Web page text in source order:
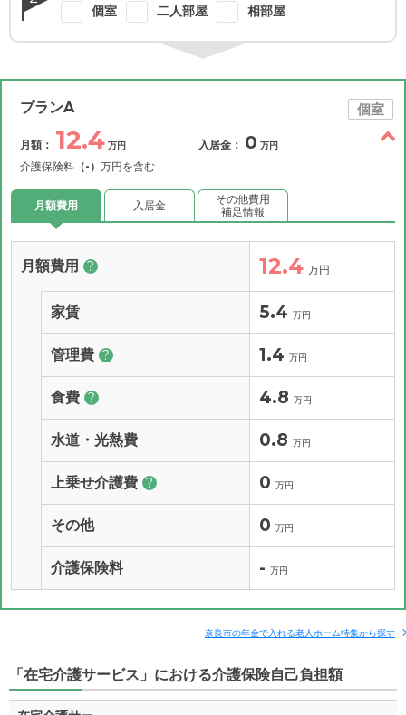
個室 二人部屋 相部屋
プランA 個室
月額： 12.4 万円
介護保険料 （-） 万円を含む
入居金： 0 万円
月額費用 入居金
その他費用
補足情報
月額費用 ? 12.4 万円
家賃 5.4 万円
管理費 ? 1.4 万円
食費 ? 4.8 万円
水道・光熱費 0.8 万円
上乗せ介護費 ? 0 万円
その他 0 万円
介護保険料 - 万円
奈良市の年金で入れる老人ホーム特集から探す
「在宅介護サービス」における介護保険自己負担額